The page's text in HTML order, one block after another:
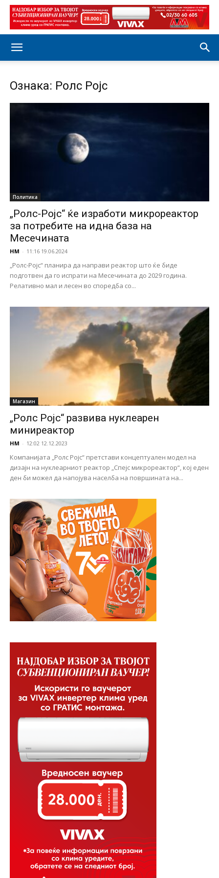
Ознака: Ролс Ројс
Политика
„Ролс-Ројс“ ќе изработи микрореактор
за потребите на идна база на
Месечината
НМ - 11:16 19.06.2024
„Ролс-Ројс“ планира да направи реактор што ќе биде
подготвен да го испрати на Месечината до 2029 година.
Релативно мал и лесен во споредба со...
Магазин
„Ролс Ројс“ развива нуклеарен
миниреактор
НМ - 12:02 12.12.2023
Компанијата „Ролс Ројс“ претстави концептуален модел на
дизајн на нуклеарниот реактор „Спејс микрореактор“, кој еден
ден би можел да напојува населба на површината на...